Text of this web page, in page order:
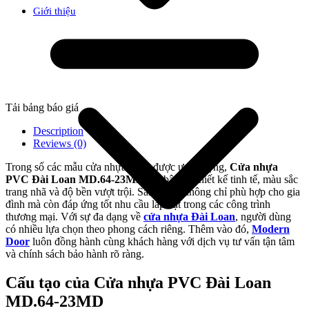
Giới thiệu
Giới thiệu công ty
Tải bảng báo giá
Description
Reviews (0)
Trong số các mẫu cửa nhựa đang được ưa chuộng, Cửa nhựa
PVC Đài Loan MD.64-23MD
nổi bật với thiết kế tinh tế, màu sắc
trang nhã và độ bền vượt trội. Sản phẩm không chỉ phù hợp cho gia
đình mà còn đáp ứng tốt nhu cầu lắp đặt trong các công trình
thương mại. Với sự đa dạng về cửa nhựa Đài Loan, người dùng
có nhiều lựa chọn theo phong cách riêng. Thêm vào đó, Modern
Door luôn đồng hành cùng khách hàng với dịch vụ tư vấn tận tâm
và chính sách bảo hành rõ ràng.
Cấu tạo của Cửa nhựa PVC Đài Loan
MD.64-23MD